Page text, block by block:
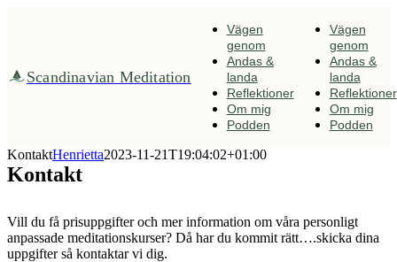
Scandinavian Meditation
Vägen
genom
Andas &
landa
Reflektioner
Om mig
Podden
Vägen
genom
Andas &
landa
Reflektioner
Om mig
Podden
KontaktHenrietta2023-11-21T19:04:02+01:00
Kontakt
Vill du få prisuppgifter och mer information om våra personligt
anpassade meditationskurser? Då har du kommit rätt….skicka dina
uppgifter så kontaktar vi dig.